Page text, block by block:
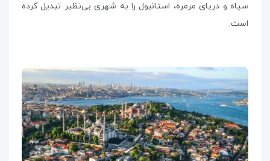
سیاه و دریای مرمره، استانبول را به شهری بی‌نظیر تبدیل کرده
است.